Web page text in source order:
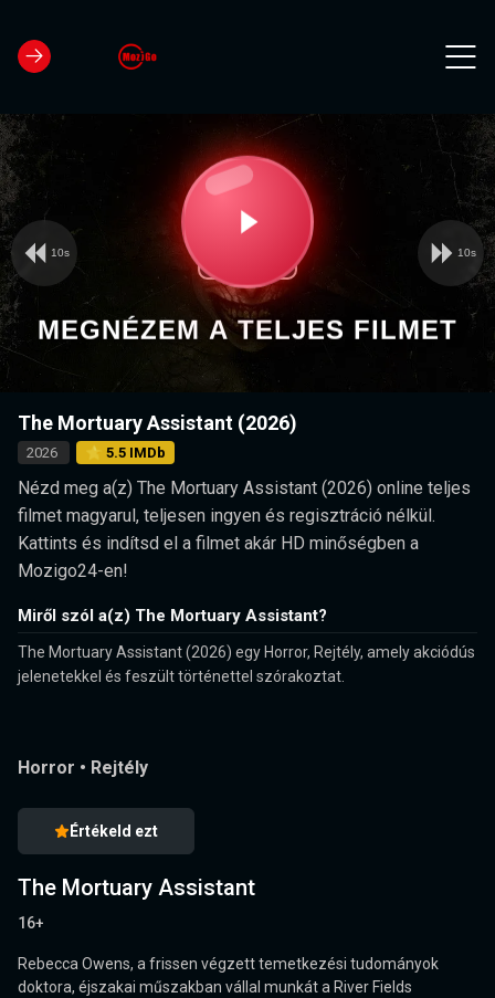
loading.
Play
Video
10s 10s
MEGNÉZEM A TELJES FILMET
The Mortuary Assistant (2026)
2026 ⭐ 5.5 IMDb
Nézd meg a(z) The Mortuary Assistant (2026) online teljes
filmet magyarul, teljesen ingyen és regisztráció nélkül.
Kattints és indítsd el a filmet akár HD minőségben a
Mozigo24-en!
Miről szól a(z) The Mortuary Assistant?
The Mortuary Assistant (2026) egy Horror, Rejtély, amely akciódús
jelenetekkel és feszült történettel szórakoztat.
Horror • Rejtély
Értékeld ezt
The Mortuary Assistant
16+
Rebecca Owens, a frissen végzett temetkezési tudományok
doktora, éjszakai műszakban vállal munkát a River Fields